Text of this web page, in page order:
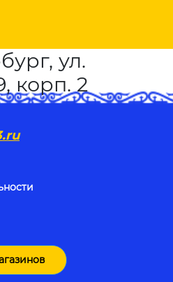
ул.
корп. 2